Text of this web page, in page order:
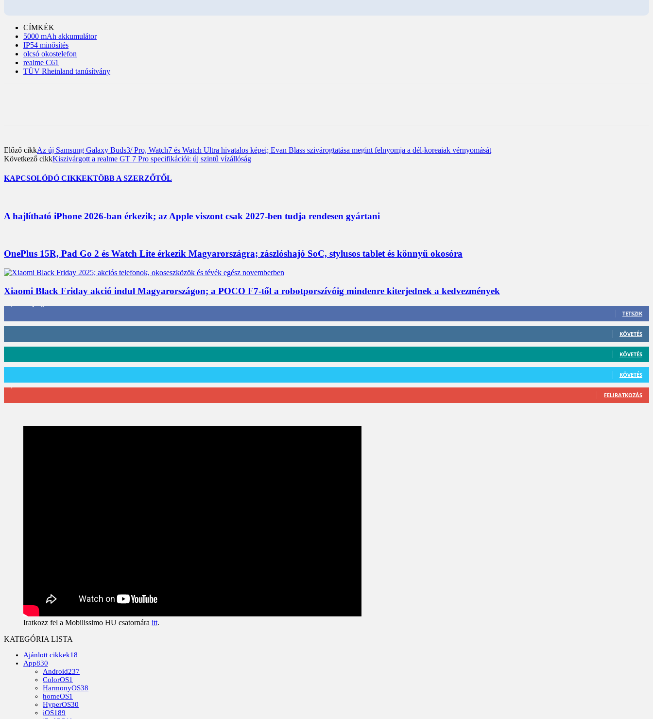
CÍMKÉK
5000 mAh akkumulátor
IP54 minősítés
olcsó okostelefon
realme C61
TÜV Rheinland tanúsítvány
Előző cikkAz új Samsung Galaxy Buds3/ Pro, Watch7 és Watch Ultra hivatalos képei; Evan Blass szivárogtatása megint felnyomja a dél-koreaiak vérnyomását
Következő cikkKiszivárgott a realme GT 7 Pro specifikációi: új szintű vízállóság
KAPCSOLÓDÓ CIKKEKTÖBB A SZERZŐTŐL
A hajlítható iPhone 2026-ban érkezik; az Apple viszont csak 2027-ben tudja rendesen gyártani
OnePlus 15R, Pad Go 2 és Watch Lite érkezik Magyarországra; zászlóshajó SoC, stylusos tablet és könnyű okosóra
Xiaomi Black Friday akció indul Magyarországon; a POCO F7-től a robotporszívóig mindenre kiterjednek a kedvezmények
TETSZIK
KÖVETÉS
KÖVETÉS
KÖVETÉS
FELIRATKOZÁS
Iratkozz fel a Mobilissimo HU csatornára itt.
KATEGÓRIA LISTA
Ajánlott cikkek18
App830
Android237
ColorOS1
HarmonyOS38
homeOS1
HyperOS30
iOS189